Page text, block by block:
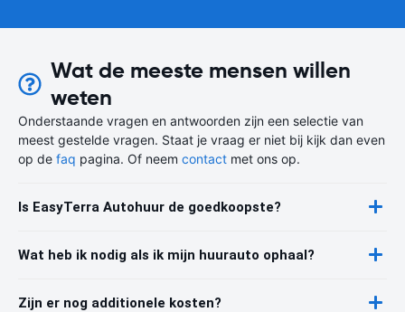
Wat de meeste mensen willen
weten
Onderstaande vragen en antwoorden zijn een selectie van
meest gestelde vragen. Staat je vraag er niet bij kijk dan even
op de faq pagina. Of neem contact met ons op.
Is EasyTerra Autohuur de goedkoopste?
Wat heb ik nodig als ik mijn huurauto ophaal?
Zijn er nog additionele kosten?